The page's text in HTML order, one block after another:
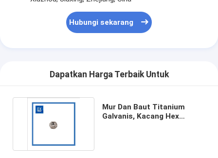
Hubungi sekarang
Dapatkan Harga Terbaik Untuk
Mur Dan Baut Titanium
Galvanis, Kacang Hex